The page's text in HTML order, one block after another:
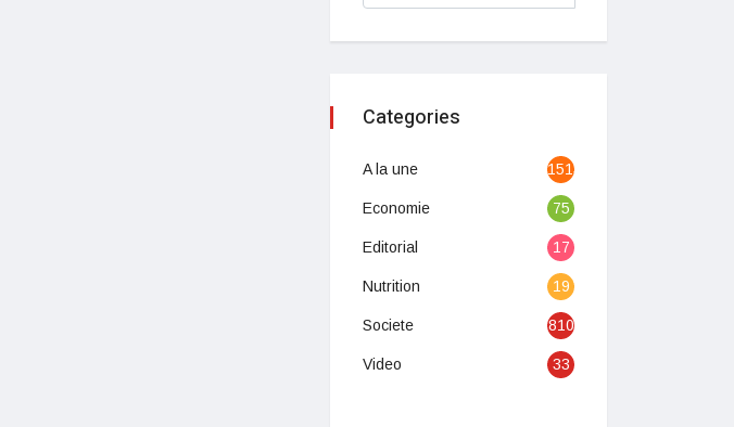
Categories
A la une 1513
Economie 75
Editorial 17
Nutrition 19
Societe 810
Video 33